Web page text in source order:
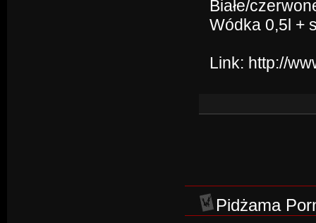
Białe/
Wódka 0,5l +
Link: http://
Pidżama